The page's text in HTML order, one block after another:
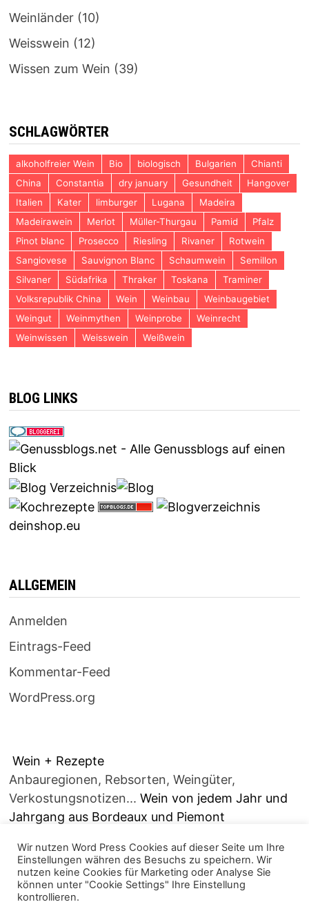
Weinländer(10)
Weisswein (12)
Wissen zum Wein (39)
SCHLAGWÖRTER
alkoholfreier Wein Bio biologisch Bulgarien
Chianti
China
Constantia dry january Gesundheit
Hangover
Italien
Kater limburger Lugana
Madeira
Madeirawein
Merlot Müller-Thurgau Pamid
Pfalz
Pinot blanc
Prosecco Riesling Rivaner
Rotwein
Sangiovese
Sauvignon Blanc Schaumwein
Semillon
Silvaner
Südafrika Thraker Toskana
Traminer
Volksrepublik China
Wein Weinbau
Weinbaugebiet
Weingut
Weinmythen Weinprobe
Weinrecht
Weinwissen
Weisswein Weißwein
BLOG LINKS
deinshop.eu
ALLGEMEIN
Anmelden
Eintrags-Feed
Kommentar-Feed
WordPress.org
Wein + Rezepte
Anbauregionen, Rebsorten, Weingüter,
Verkostungsnotizen... Wein von jedem Jahr und
Jahrgang aus Bordeaux und Piemont
Wir nutzen Word Press Cookies auf dieser Seite um Ihre
Einstellungen währen des Besuchs zu speichern. Wir
nutzen keine Cookies für Marketing oder Analyse Sie
können unter "Cookie Settings" Ihre Einstellung
kontrollieren.